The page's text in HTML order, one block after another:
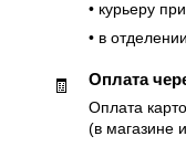
• курьеру
• в
🧾 Оплата
Оплата
(в магазине